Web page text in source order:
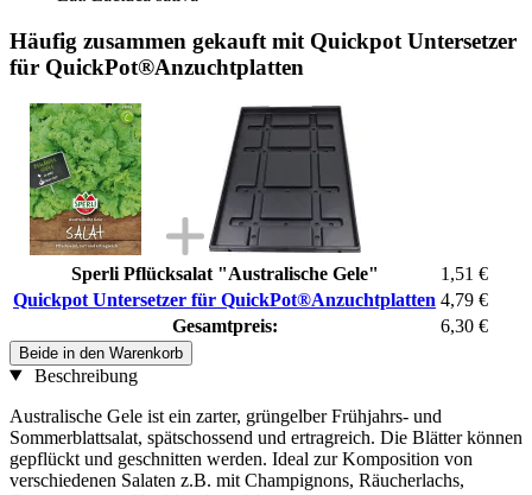
Häufig zusammen gekauft mit Quickpot Untersetzer
für QuickPot®Anzuchtplatten
Sperli Pflücksalat "Australische Gele"
1,51 €
Quickpot Untersetzer für QuickPot®Anzuchtplatten 4,79 €
Gesamtpreis:
6,30 €
Beide in den Warenkorb
Beschreibung
Australische Gele ist ein zarter, grüngelber Frühjahrs- und
Sommerblattsalat, spätschossend und ertragreich. Die Blätter können
gepflückt und geschnitten werden. Ideal zur Komposition von
verschiedenen Salaten z.B. mit Champignons, Räucherlachs,